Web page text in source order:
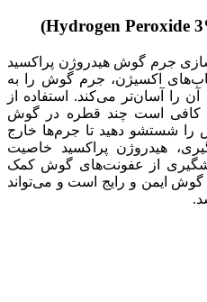
جرم گوش هیدروژن پراکسید
اکسیژن، جرم گوش را به
را آسان‌تر می‌کند. استفاده از
کافی است چند قطره در گوش
را شستشو دهید تا جرم‌ها خارج
هیدروژن پراکسید خاصیت
از عفونت‌های گوش کمک
ایمن و رایج است و می‌تواند